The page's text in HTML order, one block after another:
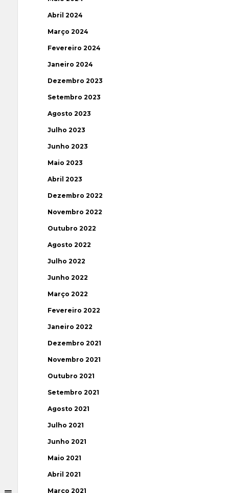
Abril 2024
Março 2024
Fevereiro 2024
Janeiro 2024
Dezembro 2023
Setembro 2023
Agosto 2023
Julho 2023
Junho 2023
Maio 2023
Abril 2023
Dezembro 2022
Novembro 2022
Outubro 2022
Agosto 2022
Julho 2022
Junho 2022
Março 2022
Fevereiro 2022
Janeiro 2022
Dezembro 2021
Novembro 2021
Outubro 2021
Setembro 2021
Agosto 2021
Julho 2021
Junho 2021
Maio 2021
Abril 2021
Março 2021